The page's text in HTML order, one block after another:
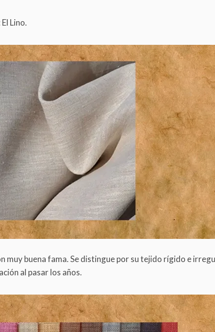
Lino.
muy buena fama. Se distingue por su tejido rígido e
al pasar los años.